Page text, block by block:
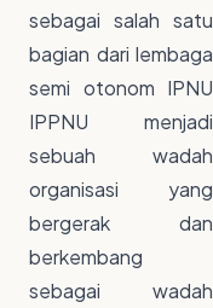
sebagai salah satu
bagian dari lembaga
semi otonom IPNU
IPPNU menjadi
sebuah wadah
organisasi yang
bergerak dan
berkembang
sebagai wadah